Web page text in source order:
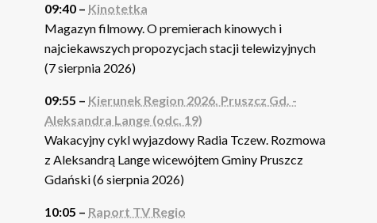
09:40 – Kinotetka
Magazyn filmowy. O premierach kinowych i
najciekawszych propozycjach stacji telewizyjnych
(7 sierpnia 2026)
09:55 – Kierunek Region 2026. Pruszcz Gd. -
Aleksandra Lange (odc. 19)
Wakacyjny cykl wyjazdowy Radia Tczew. Rozmowa
z Aleksandrą Lange wicewójtem Gminy Pruszcz
Gdański (6 sierpnia 2026)
10:05 – Raport TV Regio